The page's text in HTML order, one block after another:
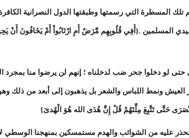
المسطرة التي رسمتها وطبقتها الدول النصرانية
المسلمين .{أَفِي قُلُوبِهِم مَّرَضٌ أَمِ ارْتَابُواْ أَمْ يَخَافُونَ أَنْ
حتى لو دخلوا جحر ضب لدخلناه ؛ إنهم لن يرضوا منا بمجرد
ونمط اللباس والشعر بل يذهبون إلى أبعد من ذلك وهو
حَتَّى تَتَّبِعَ مِلَّتَهُمْ قُلْ إِنَّ هُدَى الله هُوَ الْهُدىَ}
عليه من الشوائب والهدم مستمسكين بمنهجنا الوسطي